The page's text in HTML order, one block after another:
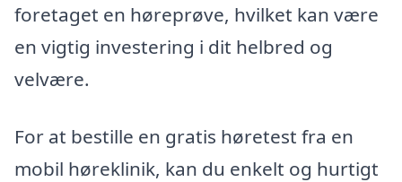
foretaget en høreprøve, hvilket kan være
en vigtig investering i dit helbred og
velvære.
For at bestille en gratis høretest fra en
mobil høreklinik, kan du enkelt og hurtigt